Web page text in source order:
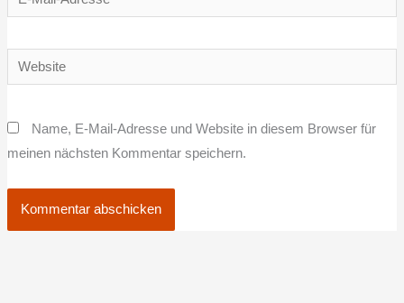
Mail-
Website
Name, E-Mail-Adresse und Website in diesem Browser für
meinen nächsten Kommentar speichern.